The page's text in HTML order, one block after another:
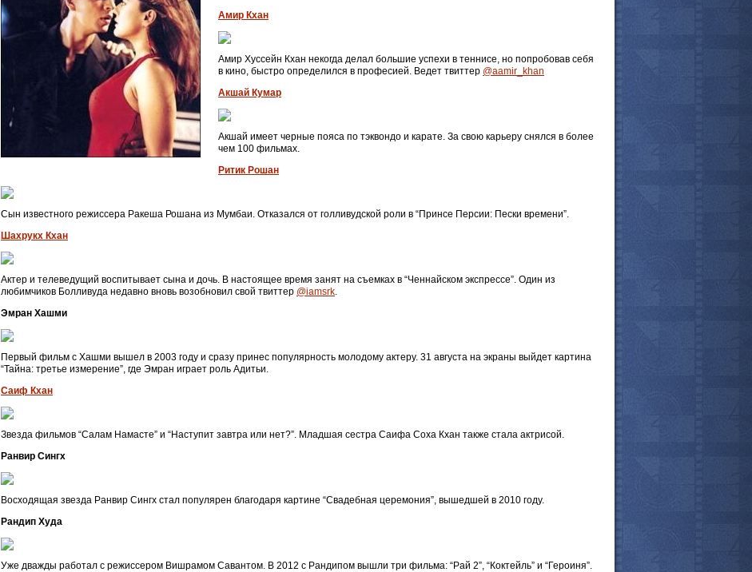
Амир Кхан
Амир Хуссейн Кхан некогда делал большие успехи в теннисе, но попробовав себя
в кино, быстро определился в професией. Ведет твиттер @aamir_khan
Акшай Кумар
Акшай имеет черные пояса по тэквондо и карате. За свою карьеру снялся в более
чем 100 фильмах.
Ритик Рошан
Сын известного режиссера Ракеша Рошана из Мумбаи. Отказался от голливудской роли в “Принсе Персии: Пески времени”.
Шахрукх Кхан
Актер и телеведущий воспитывает сына и дочь. В настоящее время занят на съемках в “Ченнайском экспрессе”. Один из
любимчиков Болливуда недавно вновь возобновил свой твиттер @iamsrk.
Эмран Хашми
Первый фильм с Хашми вышел в 2003 году и сразу принес популярность молодому актеру. 31 августа на экраны выйдет картина
“Тайна: третье измерение”, где Эмран играет роль Адитьи.
Саиф Кхан
Звезда фильмов “Салам Намасте” и “Наступит завтра или нет?”. Младшая сестра Саифа Соха Кхан также стала актрисой.
Ранвир Сингх
Восходящая звезда Ранвир Сингх стал популярен благодаря картине “Свадебная церемония”, вышедшей в 2010 году.
Рандип Худа
Уже дважды работал с режиссером Вишрамом Савантом. В 2012 с Рандипом вышли три фильма: “Рай 2”, “Коктейль” и “Героиня”.